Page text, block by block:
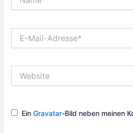
Mail-
EinGravatar-Bild neben meinen